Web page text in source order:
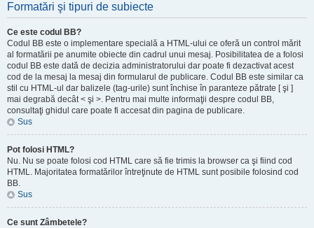
Formatări şi tipuri de subiecte
Ce este codul BB?
Codul BB este o implementare specială a HTML-ului ce oferă un control mărit
al formatării pe anumite obiecte din cadrul unui mesaj. Posibilitatea de a folosi
codul BB este dată de decizia administratorului dar poate fi dezactivat acest
cod de la mesaj la mesaj din formularul de publicare. Codul BB este similar ca
stil cu HTML-ul dar balizele (tag-urile) sunt închise în paranteze pătrate [ şi ]
mai degrabă decât < şi >. Pentru mai multe informaţii despre codul BB,
consultaţi ghidul care poate fi accesat din pagina de publicare.
Sus
Pot folosi HTML?
Nu. Nu se poate folosi cod HTML care să fie trimis la browser ca şi fiind cod
HTML. Majoritatea formatărilor întreţinute de HTML sunt posibile folosind cod
BB.
Sus
Ce sunt Zâmbetele?